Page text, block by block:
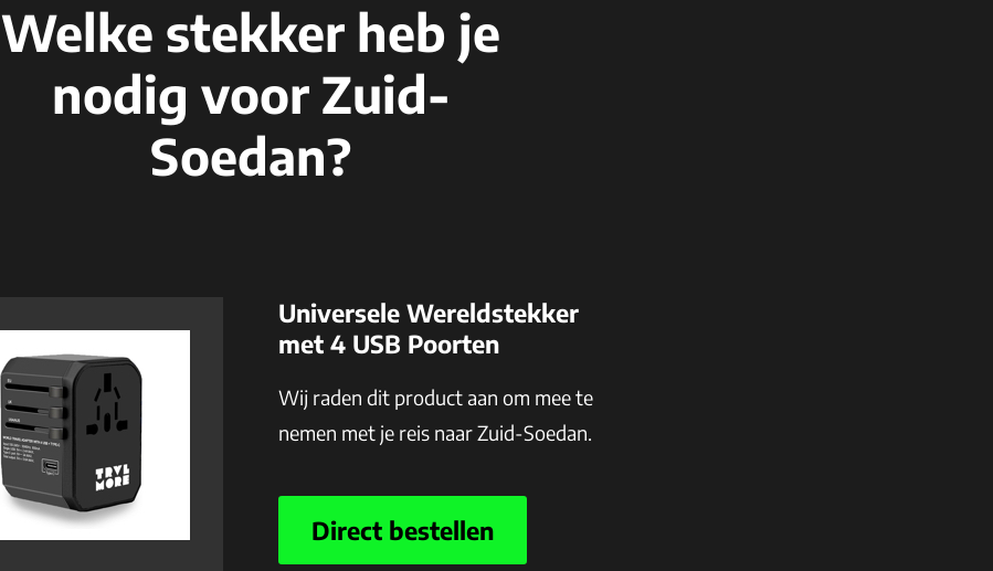
Welke stekker heb je
nodig voor Zuid-
Soedan?
Universele Wereldstekker
met 4 USB Poorten
Wij raden dit product aan om mee te
nemen met je reis naar Zuid-Soedan.
Direct bestellen